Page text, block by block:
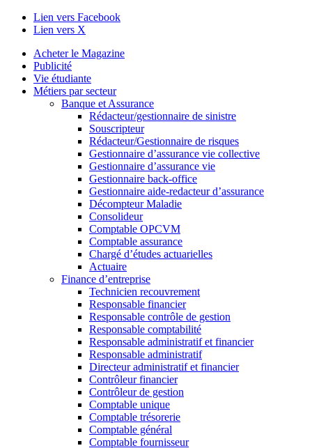
Lien vers Facebook
Lien vers X
Acheter le Magazine
Publicité
Vie étudiante
Métiers par secteur
Banque et Assurance
Rédacteur/gestionnaire de sinistre
Souscripteur
Rédacteur/Gestionnaire de risques
Gestionnaire d’assurance vie collective
Gestionnaire d’assurance vie
Gestionnaire back-office
Gestionnaire aide-redacteur d’assurance
Décompteur Maladie
Consolideur
Comptable OPCVM
Comptable assurance
Chargé d’études actuarielles
Actuaire
Finance d’entreprise
Technicien recouvrement
Responsable financier
Responsable contrôle de gestion
Responsable comptabilité
Responsable administratif et financier
Responsable administratif
Directeur administratif et financier
Contrôleur financier
Contrôleur de gestion
Comptable unique
Comptable trésorerie
Comptable général
Comptable fournisseur